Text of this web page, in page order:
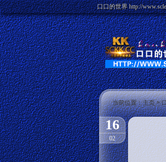
口口的世界 http://
当前位置：主页>
16
02